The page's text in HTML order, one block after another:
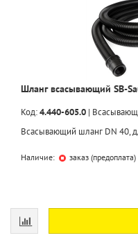
Шланг всасывающий SB-
Код:4.440-605.0 |
Всасывающий шланг DN 40,
Наличие: заказ (предоплата)